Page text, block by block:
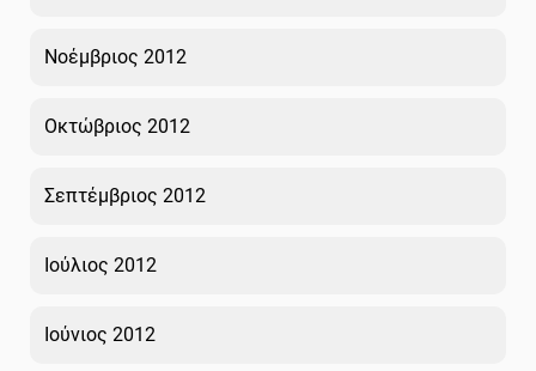
Νοέμβριος 2012
Οκτώβριος 2012
Σεπτέμβριος 2012
Ιούλιος 2012
Ιούνιος 2012